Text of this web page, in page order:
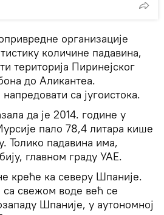
организације
количине падавина,
територија Пиринејског
до Аликантеа.
са југоистока.
да је 2014. године у
пало 78,4 литара кише
Толико падавина има,
главном граду УАЕ.
креће ка северу Шпаније.
свежом воде већ се
Шпаније, у аутономној